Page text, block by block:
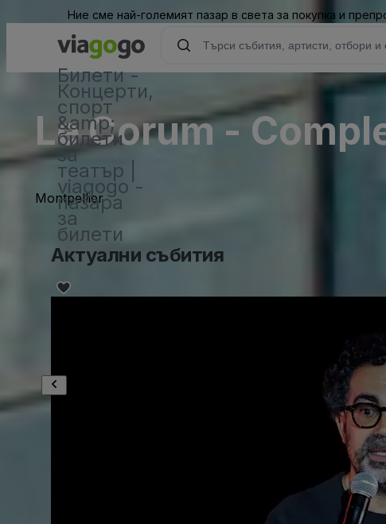
Ние сме най-големият пазар в света за покупка и
Билети -
Концерти,
спорт
&amp;
билети
за
театър |
viagogo -
пазара
за
билети
Le Corum -
Montpellier
Актуални събития